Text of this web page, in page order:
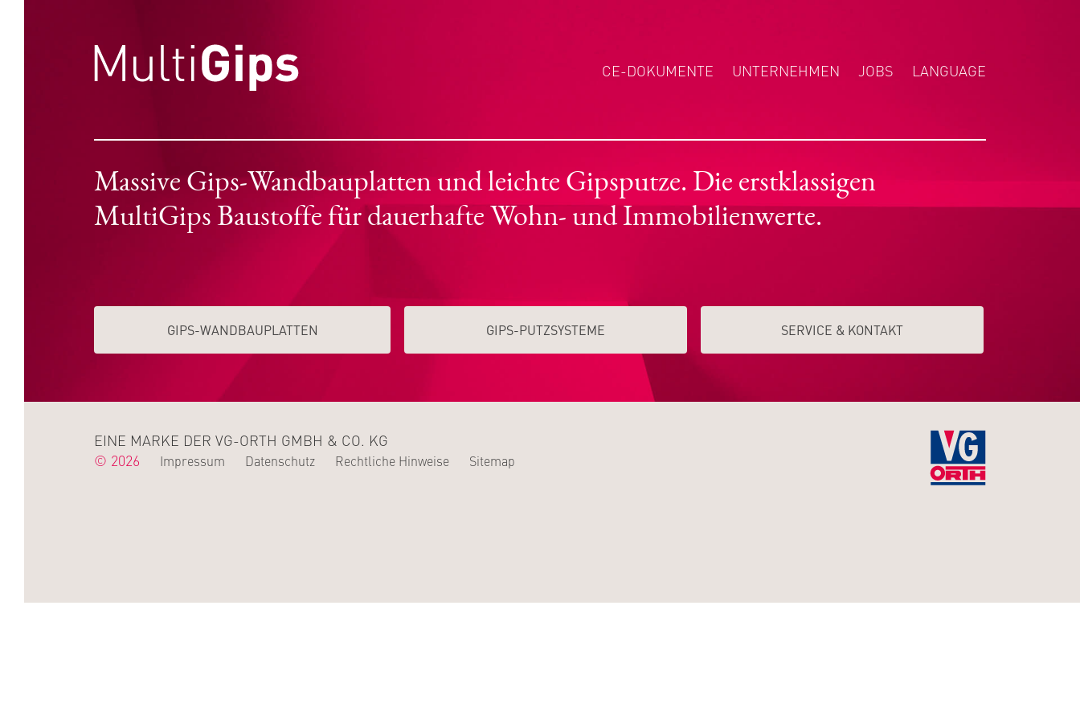
CE-DOKUMENTE UNTERNEHMEN JOBS
LANGUAGE
Massive Gips-Wandbauplatten und leichte Gipsputze. Die erstklassigen
MultiGips Baustoffe für dauerhafte Wohn- und Immobilienwerte.
GIPS-WAND­­BAUPLATTEN GIPS-PUTZSYSTEME SERVICE & KONTAKT
EINE MARKE DER VG-ORTH GMBH & CO. KG
© 2026
Impressum Datenschutz Rechtliche Hinweise Sitemap